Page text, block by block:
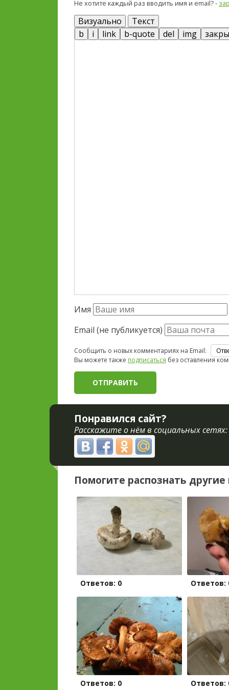
Не хотите каждый раз вводить имя и email? -
Визуально Текст
Имя
Email (не публикуется)
Сообщить о новых комментариях на Email:
Вы можете также подписаться без оставления
Понравился сайт?
Расскажите о нём в социальных сетях:
Помогите распознать другие
Ответов: 0 Ответов:
Ответов: 0 Ответов: